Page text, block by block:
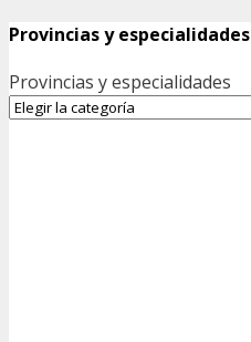
Provincias y especialidades
Provincias y especialidades